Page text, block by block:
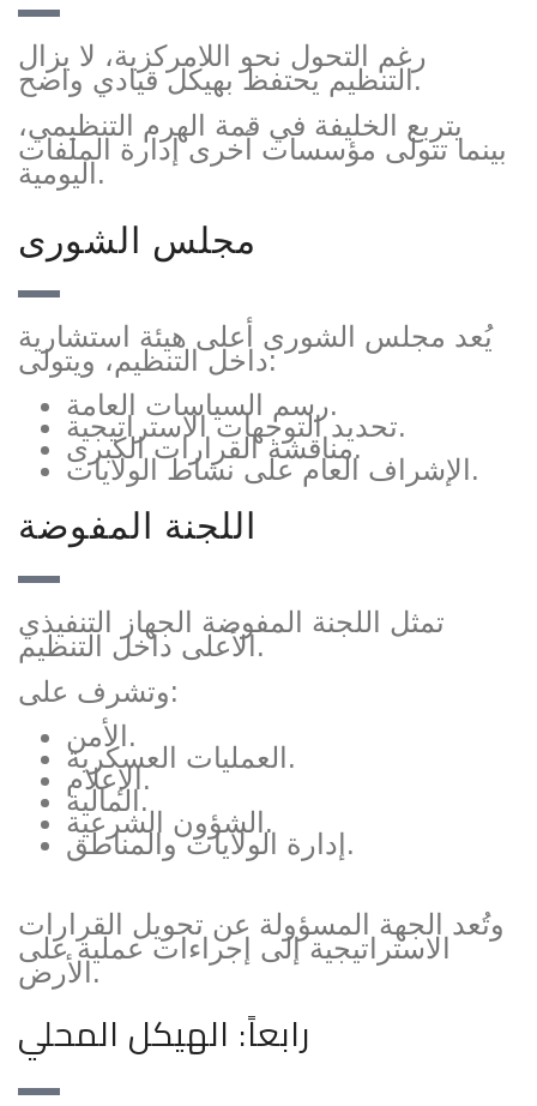
رغم التحول نحو اللامركزية، لا يزال
التنظيم يحتفظ بهيكل قيادي واضح.
يتربع الخليفة في قمة الهرم التنظيمي،
بينما تتولى مؤسسات أخرى إدارة الملفات
اليومية.
مجلس الشورى
يُعد مجلس الشورى أعلى هيئة استشارية
داخل التنظيم، ويتولى:
رسم السياسات العامة.
تحديد التوجهات الاستراتيجية.
مناقشة القرارات الكبرى.
الإشراف العام على نشاط الولايات.
اللجنة المفوضة
تمثل اللجنة المفوضة الجهاز التنفيذي
الأعلى داخل التنظيم.
وتشرف على:
الأمن.
العمليات العسكرية.
الإعلام.
المالية.
الشؤون الشرعية.
إدارة الولايات والمناطق.
وتُعد الجهة المسؤولة عن تحويل القرارات
الاستراتيجية إلى إجراءات عملية على
الأرض.
رابعاً: الهيكل المحلي